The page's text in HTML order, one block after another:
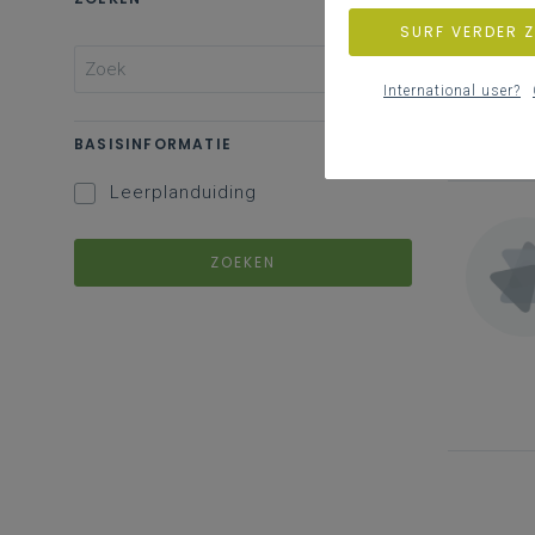
BASISINFORMATIE
Leerplanduiding
ZOEKEN
SURF VERDER
International user?